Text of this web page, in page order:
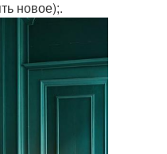
новое);.